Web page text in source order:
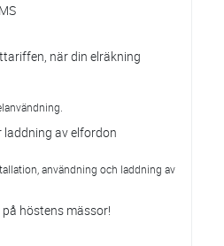
när din elräkning
av elfordon
användning och laddning av
höstens mässor!